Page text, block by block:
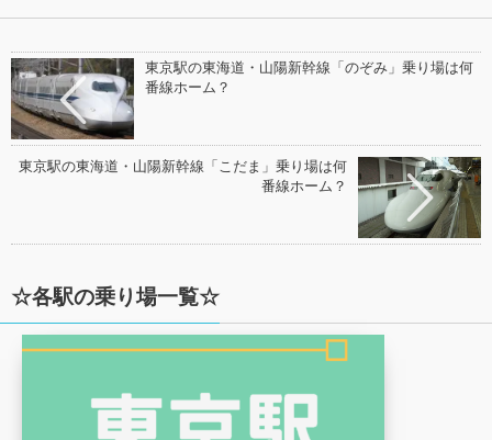
東京駅の東海道・山陽新幹線「のぞみ」乗り場は何
番線ホーム？
東京駅の東海道・山陽新幹線「こだま」乗り場は何
番線ホーム？
☆各駅の乗り場一覧☆